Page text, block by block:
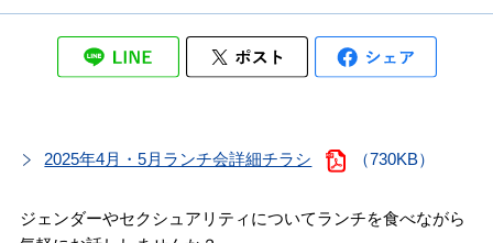
2025年4月・5月ランチ会詳細チラシ （730KB）
ジェンダーやセクシュアリティについてランチを食べながら